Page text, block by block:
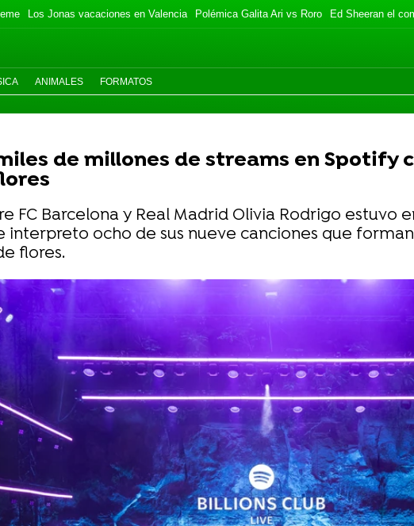
Los Jonas vacaciones en Valencia Polémica Galita Ari vs Roro Ed Sheeran el
ANIMALES FORMATOS
de millones de streams en Spotify
FC Barcelona y Real Madrid Olivia Rodrigo estuvo
interpreto ocho de sus nueve canciones que
flores.